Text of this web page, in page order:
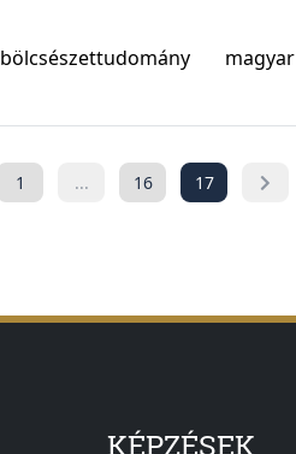
bölcsészettudomány magyar
1 ... 16 17
KÉPZÉSEK